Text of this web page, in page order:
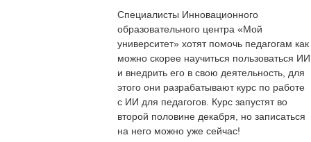
Специалисты Инновационного
образовательного центра «Мой
университет» хотят помочь педагогам как
можно скорее научиться пользоваться ИИ
и внедрить его в свою деятельность, для
этого они разрабатывают курс по работе
с ИИ для педагогов. Курс запустят во
второй половине декабря, но записаться
на него можно уже сейчас!